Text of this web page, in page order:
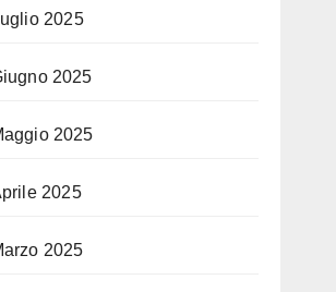
2025
2025
2025
2025
2025